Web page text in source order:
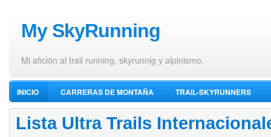
My SkyRunning
Mi afición al trail running, skyrunnig y alpinismo.
INICIO CARRERAS DE MONTAÑA
TRAIL-SKYRUNNERS
VÍDEOS DE ALPINISMO
Lista Ultra Trails